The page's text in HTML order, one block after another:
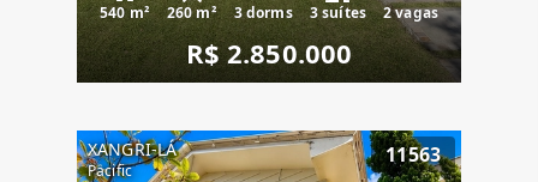
540 m² 260 m² 3 dorms 3 suítes 2 vagas
R$ 2.850.000
XANGRI-LÁ
Pacific
11563